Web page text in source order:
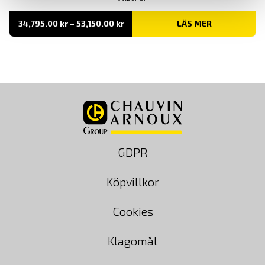
34,795.00 kr – 53,150.00 krPrisintervall:
till
LÄS MER
GDPR
Köpvillkor
Cookies
Klagomål